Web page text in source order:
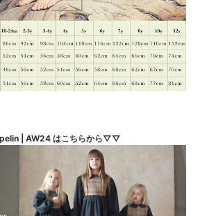
| AW24 はこちらから▽▽